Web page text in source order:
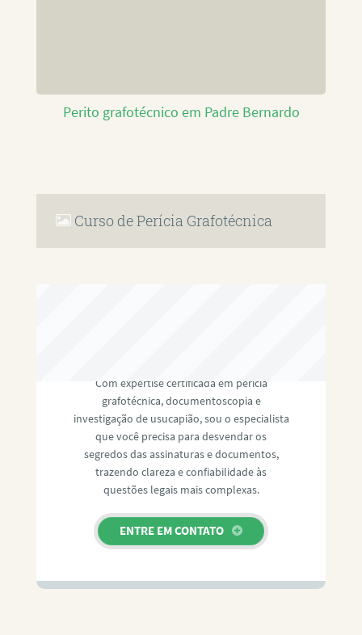
Perito grafotécnico em Padre Bernardo
Curso de Perícia Grafotécnica
Com expertise certificada em perícia
grafotécnica, documentoscopia e
investigação de usucapião, sou o especialista
que você precisa para desvendar os
segredos das assinaturas e documentos,
trazendo clareza e confiabilidade às
questões legais mais complexas.
ENTRE EM CONTATO